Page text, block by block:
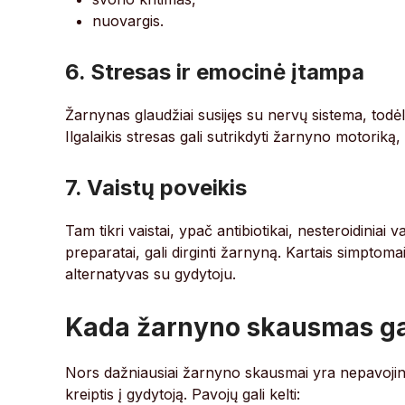
nuovargis.
6. Stresas ir emocinė įtampa
Žarnynas glaudžiai susijęs su nervų sistema,
Ilgalaikis stresas gali sutrikdyti žarnyno
7. Vaistų poveikis
Tam tikri vaistai, ypač antibiotikai, nesteroidiniai
preparatai, gali dirginti žarnyną. Kartais
alternatyvas su gydytoju.
Kada žarnyno skausmas
Nors dažniausiai žarnyno skausmai yra
kreiptis į gydytoją. Pavojų gali kelti: